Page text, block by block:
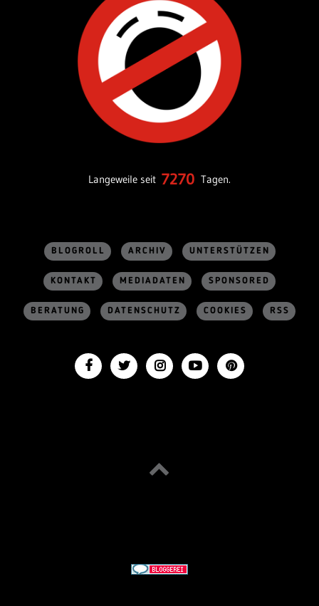
Langeweile seit 7270 Tagen.
BLOGROLL ARCHIV UNTERSTÜTZEN
KONTAKT MEDIADATEN SPONSORED
BERATUNG DATENSCHUTZ COOKIES RSS